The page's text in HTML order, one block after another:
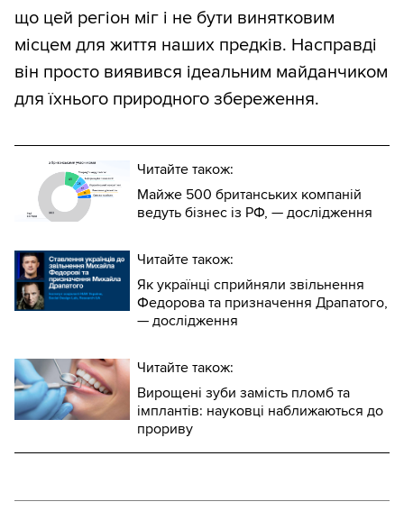
що цей регіон міг і не бути винятковим
місцем для життя наших предків. Насправді
він просто виявився ідеальним майданчиком
для їхнього природного збереження.
Читайте також:
Майже 500 британських компаній
ведуть бізнес із РФ, — дослідження
Читайте також:
Як українці сприйняли звільнення
Федорова та призначення Драпатого,
— дослідження
Читайте також:
Вирощені зуби замість пломб та
імплантів: науковці наближаються до
прориву